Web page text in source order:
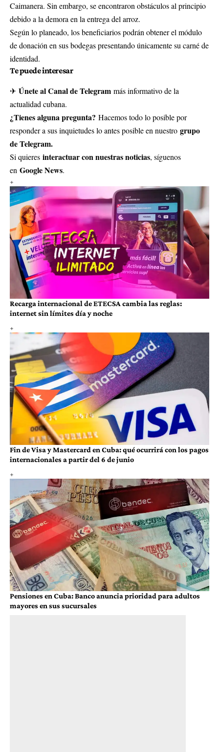
Caimanera. Sin embargo, se encontraron obstáculos al principio
debido a la demora en la entrega del arroz.
Según lo planeado, los beneficiarios podrán obtener el módulo
de donación en sus bodegas presentando únicamente su carné de
identidad.
Te puede interesar
✈ Únete al Canal de Telegram más informativo de la
actualidad cubana.
¿Tienes alguna pregunta? Hacemos todo lo posible por
responder a sus inquietudes lo antes posible en nuestro grupo
de Telegram.
Si quieres interactuar con nuestras noticias, síguenos
en Google News.
Recarga internacional de ETECSA cambia las reglas:
internet sin límites día y noche
Fin de Visa y Mastercard en Cuba: qué ocurrirá con los pagos
internacionales a partir del 6 de junio
Pensiones en Cuba: Banco anuncia prioridad para adultos
mayores en sus sucursales